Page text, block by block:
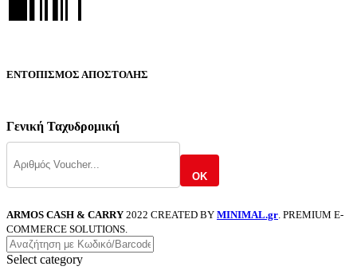
ΕΝΤΟΠΙΣΜΟΣ ΑΠΟΣΤΟΛΗΣ
Γενική Ταχυδρομική
OK
ARMOS CASH & CARRY 2022 CREATED BY MINIMAL.gr . PREMIUM E-
COMMERCE SOLUTIONS.
Select category